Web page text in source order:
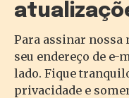
Para assinar
seu endereço de
lado. Fique
privacidade e